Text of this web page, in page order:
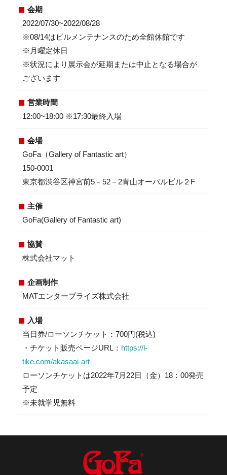
会期
2022/07/30~2022/08/28
※08/14はビルメンテナンスのため全館休館です
※月曜定休日
※状況により展示会が延期または中止となる場合が
ございます
営業時間
12:00~18:00 ※17:30最終入場
会場
GoFa（Gallery of Fantastic art）
150-0001
東京都渋谷区神宮前5－52－2青山オーバルビル２F
主催
GoFa(Gallery of Fantastic art)
協賛
株式会社マット
企画制作
MATエンタープライズ株式会社
入場
当日券/ローソンチケット：700円(税込)
・チケット販売ページURL： https://l-
tike.com/akasaai-art
ローソンチケットは2022年7月22日（金）18：00発売
予定
※未就学児無料